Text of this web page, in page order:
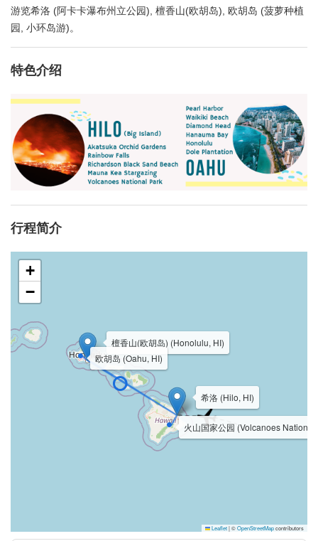
游览希洛 (阿卡卡瀑布州立公园), 檀香山(欧胡岛), 欧胡岛 (菠萝种植
园, 小环岛游)。
特色介绍
行程简介
希洛 (Hilo, HI)
火山国家公园 (Volcanoes National
檀香山(欧胡岛) (Honolulu, HI)
欧胡岛 (Oahu, HI)
+
−
Leaflet|©OpenStreetMapcontributors